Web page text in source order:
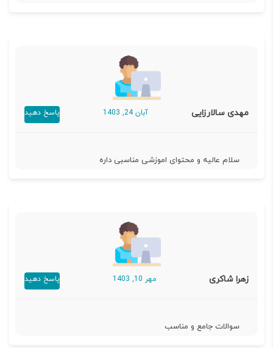
مهدی سالارزایی آبان 24, 1403 پاسخ دهید
سلام عالیه و محتوای اموزشی مناسبی داره
زهرا شاکری مهر 10, 1403 پاسخ دهید
سوالات جامع و مناسب